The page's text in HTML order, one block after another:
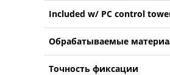
Included w/ PC control
Обрабатываемые
Точность фиксации